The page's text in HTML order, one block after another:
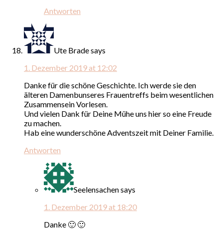
Antworten
Ute Bradesays
1. Dezember 2019 at 12:02
Danke für die schöne Geschichte. Ich werde sie den
älteren Damenbunseres Frauentreffs beim wesentlichen
Zusammensein Vorlesen.
Und vielen Dank für Deine Mühe uns hier so eine Freude
zu machen.
Hab eine wunderschöne Adventszeit mit Deiner Familie.
Antworten
Seelensachensays
1. Dezember 2019 at 18:20
Danke 🙂 🙂